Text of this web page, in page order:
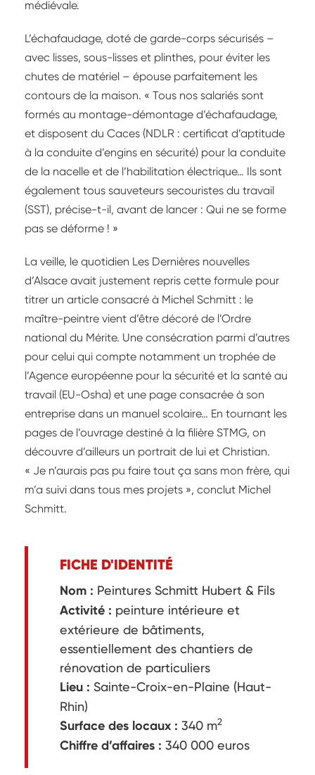
médiévale.
L’échafaudage, doté de garde-corps sécurisés –
avec lisses, sous-lisses et plinthes, pour éviter les
chutes de matériel – épouse parfaitement les
contours de la maison. « Tous nos salariés sont
formés au montage-démontage d’échafaudage,
et disposent du Caces (NDLR : certificat d’aptitude
à la conduite d’engins en sécurité) pour la conduite
de la nacelle et de l’habilitation électrique… Ils sont
également tous sauveteurs secouristes du travail
(SST), précise-t-il, avant de lancer : Qui ne se forme
pas se déforme ! »
La veille, le quotidien Les Dernières nouvelles
d’Alsace avait justement repris cette formule pour
titrer un article consacré à Michel Schmitt : le
maître-peintre vient d’être décoré de l’Ordre
national du Mérite. Une consécration parmi d’autres
pour celui qui compte notamment un trophée de
l’Agence européenne pour la sécurité et la santé au
travail (EU-Osha) et une page consacrée à son
entreprise dans un manuel scolaire… En tournant les
pages de l’ouvrage destiné à la filière STMG, on
découvre d’ailleurs un portrait de lui et Christian.
« Je n’aurais pas pu faire tout ça sans mon frère, qui
m’a suivi dans tous mes projets », conclut Michel
Schmitt.
FICHE D'IDENTITÉ
Nom : Peintures Schmitt Hubert & Fils
Activité : peinture intérieure et
extérieure de bâtiments,
essentiellement des chantiers de
rénovation de particuliers
Lieu : Sainte-Croix-en-Plaine (Haut-
Rhin)
Surface des locaux : 340 m2
Chiffre d’affaires : 340 000 euros